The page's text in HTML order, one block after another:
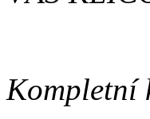
Kompletní